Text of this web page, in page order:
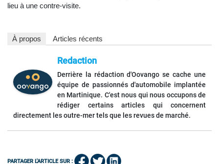
lieu à une contre-visite.
À propos Articles récents
Redaction
Derrière la rédaction d'Oovango se cache une
équipe de passionnés d'automobile implantée
en Martinique. C'est nous qui nous occupons de
rédiger certains articles qui concernent
directement les outre-mer tels que les revues de marché.
PARTAGER L'ARTICLE SUR :